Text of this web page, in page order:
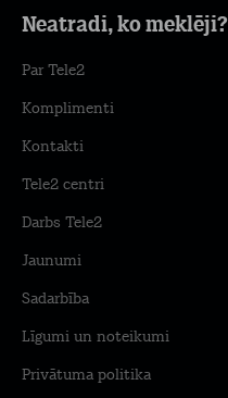
Neatradi, ko meklēji?
Par Tele2
Komplimenti
Kontakti
Tele2 centri
Darbs Tele2
Jaunumi
Sadarbība
Līgumi un noteikumi
Privātuma politika